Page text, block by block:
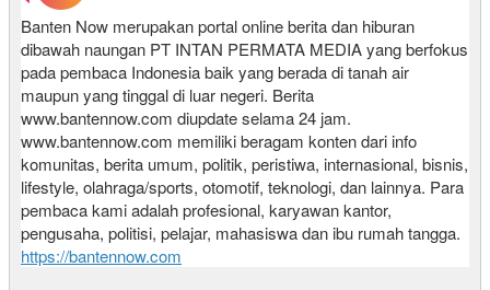
Banten Now merupakan portal online berita dan hiburan
dibawah naungan PT INTAN PERMATA MEDIA yang berfokus
pada pembaca Indonesia baik yang berada di tanah air
maupun yang tinggal di luar negeri. Berita
www.bantennow.com diupdate selama 24 jam.
www.bantennow.com memiliki beragam konten dari info
komunitas, berita umum, politik, peristiwa, internasional, bisnis,
lifestyle, olahraga/sports, otomotif, teknologi, dan lainnya. Para
pembaca kami adalah profesional, karyawan kantor,
pengusaha, politisi, pelajar, mahasiswa dan ibu rumah tangga.
https://bantennow.com